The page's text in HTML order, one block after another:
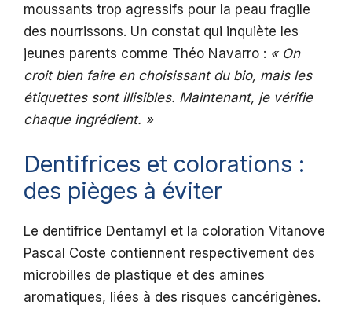
moussants trop agressifs pour la peau fragile
des nourrissons. Un constat qui inquiète les
jeunes parents comme Théo Navarro : « On
croit bien faire en choisissant du bio, mais les
étiquettes sont illisibles. Maintenant, je vérifie
chaque ingrédient. »
Dentifrices et colorations :
des pièges à éviter
Le dentifrice Dentamyl et la coloration Vitanove
Pascal Coste contiennent respectivement des
microbilles de plastique et des amines
aromatiques, liées à des risques cancérigènes.